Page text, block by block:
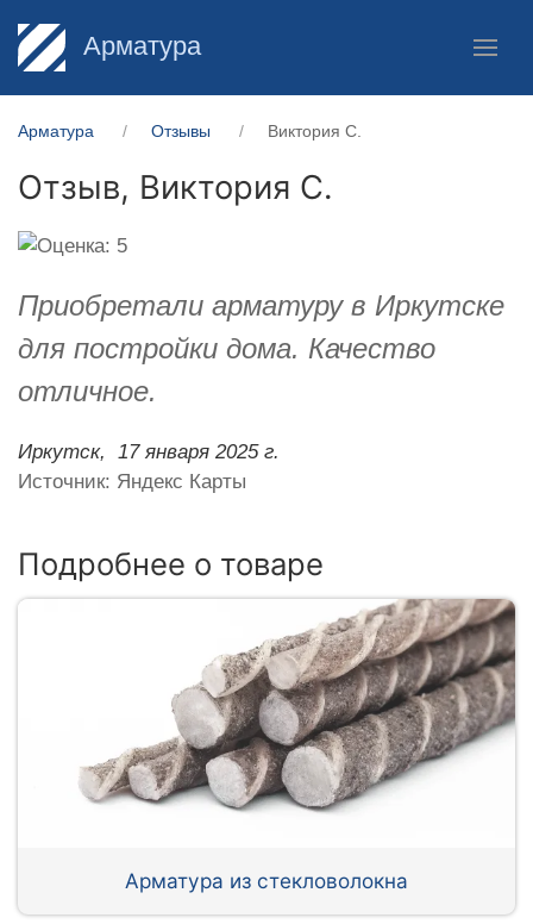
Арматура
Арматура Отзывы Виктория С.
Отзыв, Виктория С.
Приобретали арматуру в Иркутске
для постройки дома. Качество
отличное.
Иркутск,
17 января 2025 г.
Источник: Яндекс Карты
Подробнее о товаре
Арматура из стекловолокна